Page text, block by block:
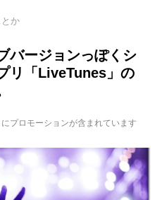
か
バージョンっぽくシ
リ「LiveTunes」の
プロモーションが含まれています